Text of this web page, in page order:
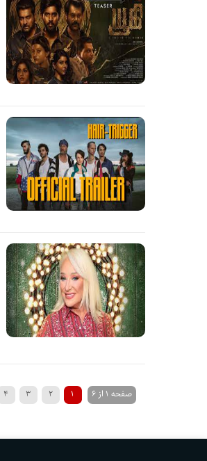
صفحه 1 از 6 1
2
3
4